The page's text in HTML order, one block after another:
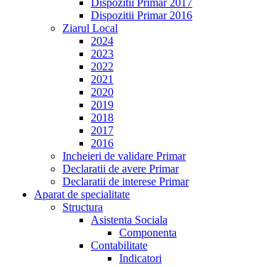
Dispozitii Primar 2017
Dispozitii Primar 2016
Ziarul Local
2024
2023
2022
2021
2020
2019
2018
2017
2016
Incheieri de validare Primar
Declaratii de avere Primar
Declaratii de interese Primar
Aparat de specialitate
Structura
Asistenta Sociala
Componenta
Contabilitate
Indicatori